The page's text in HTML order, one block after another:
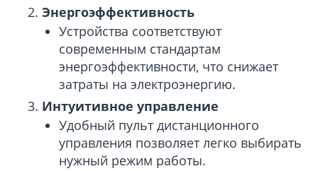
Энергоэффективность
Устройства соответствуют
современным стандартам
энергоэффективности, что снижает
затраты на электроэнергию.
Интуитивное управление
Удобный пульт дистанционного
управления позволяет легко выбирать
нужный режим работы.